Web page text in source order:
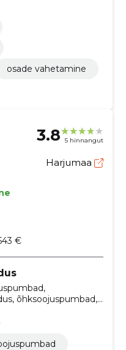
osade vahetamine
3.8 5 hinnangut
Harjumaa
€
õhksoojuspumbad,
remont, õhk vesi